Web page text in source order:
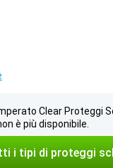
Clear Proteggi
è più disponibile.
i tipi di proteggi